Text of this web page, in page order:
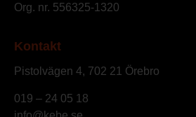
Org. nr. 556325-1320
Kontakt
Pistolvägen 4, 702 21 Örebro
019 – 24 05 18